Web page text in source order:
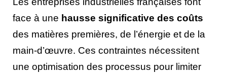
face à une hausse significative des coûts
des matières premières, de l’énergie et de la
main-d’œuvre. Ces contraintes nécessitent
une optimisation des processus pour limiter